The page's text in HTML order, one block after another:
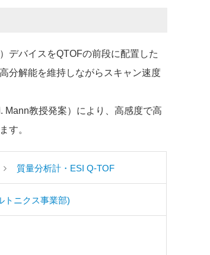
デバイスをQTOFの前段に配置した
分解能を維持しながらスキャン速度
Mann教授発案）により、高感度で高
す。
質量分析計・ESI Q-TOF
トニクス事業部)